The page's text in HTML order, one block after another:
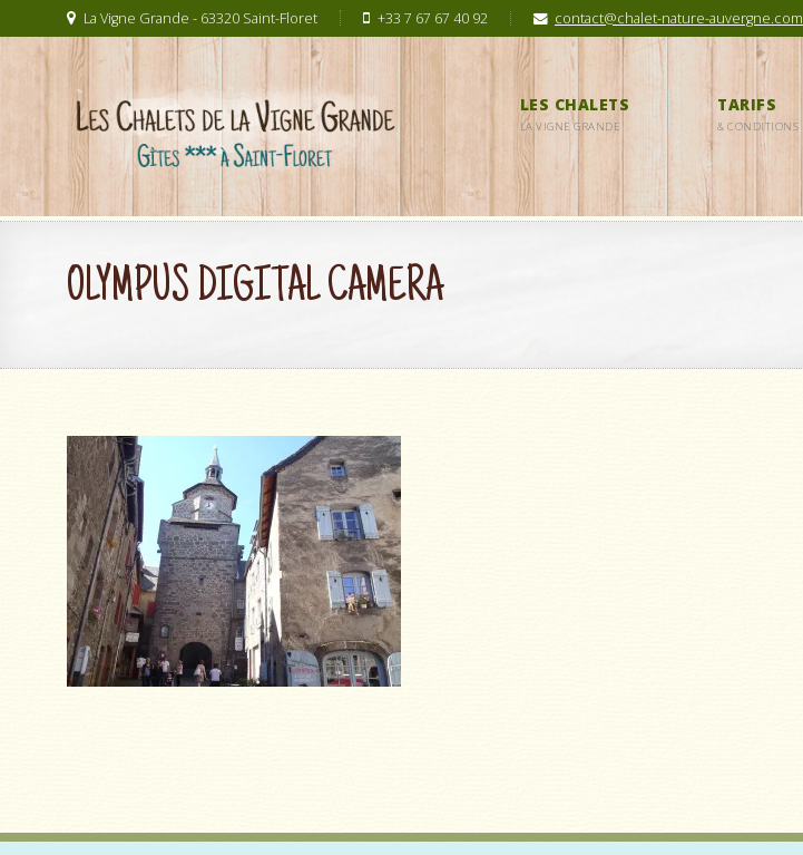
La Vigne Grande - 63320 Saint-Floret +33 7 67 67 40 92 contact@chalet-nature-auvergne.com
LES CHALETS
LA VIGNE GRANDE
TARIFS
& CONDITIONS
OLYMPUS DIGITAL CAMERA